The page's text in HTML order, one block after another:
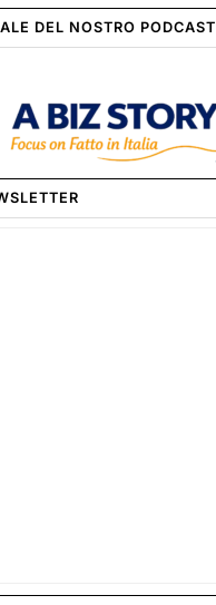
DEL NOSTRO PODCAST